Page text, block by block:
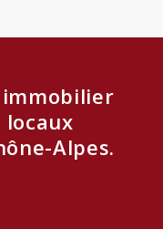
immobilier
Alpes.